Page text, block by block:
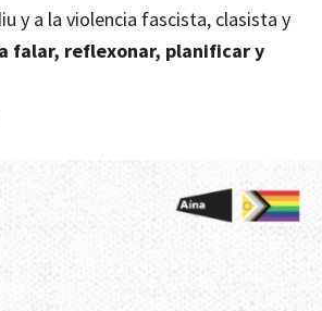
y a la violencia fascista, clasista y
falar, reflexonar, planificar y